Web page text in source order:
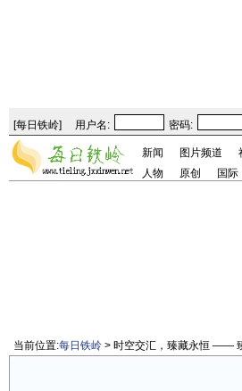
[每日铁岭] 用户名: 密码:
新闻 图片频道
人物
原创 国际
当前位置:每日铁岭 > 时空交汇，臻藏永恒 ——